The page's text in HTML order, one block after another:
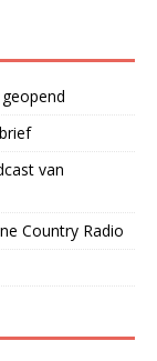
van
Country Radio